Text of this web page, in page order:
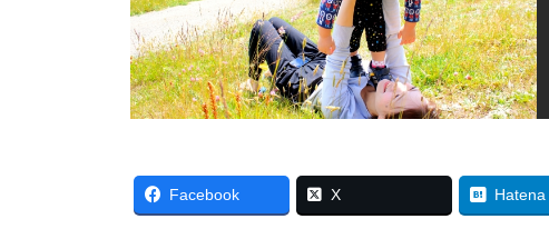
Facebook X Hatena